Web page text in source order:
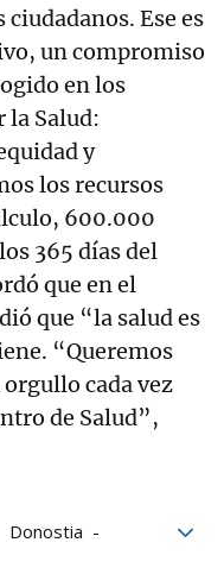
Ese es
un compromiso
en los
la Salud:
y
los recursos
600.000
365 días del
que en el
que “la salud es
“Queremos
orgullo cada vez
de Salud”,
Donostia